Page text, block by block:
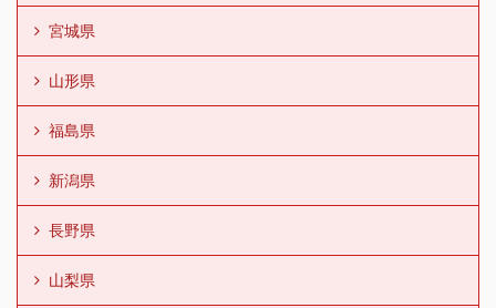
宮城県
山形県
福島県
新潟県
長野県
山梨県